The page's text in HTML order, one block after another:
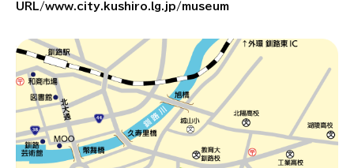
URL/www.city.kushiro.lg.jp/museum